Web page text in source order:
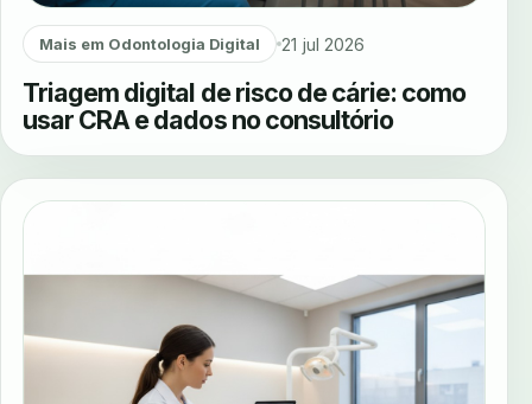
Mais em Odontologia Digital 21 jul 2026
Triagem digital de risco de cárie: como
usar CRA e dados no consultório